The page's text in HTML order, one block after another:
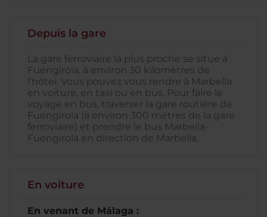
Depuis la gare
La gare ferroviaire la plus proche se situe à
Fuengirola, à environ 30 kilomètres de
l’hôtel. Vous pouvez vous rendre à Marbella
en voiture, en taxi ou en bus. Pour faire le
voyage en bus, traverser la gare routière de
Fuengirola (à environ 300 mètres de la gare
ferroviaire) et prendre le bus Marbella-
Fuengirola en direction de Marbella.
En voiture
En venant de Málaga :